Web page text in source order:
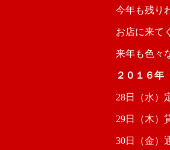
今年も残り
お店に来て
来年も色々
２０１６年
28日（水）
29日（木）
30日（金）